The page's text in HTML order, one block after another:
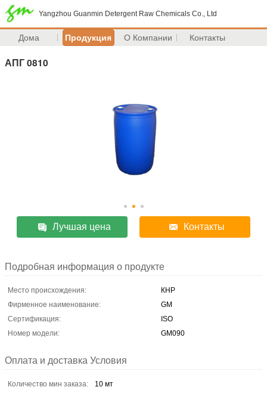
Yangzhou Guanmin Detergent Raw Chemicals Co., Ltd
Дома Продукция О Компании Контакты
АПГ 0810
Лучшая цена Контакты
Подробная информация о продукте
Место происхождения:
КНР
Фирменное наименование:
GM
Сертификация:
ISO
Номер модели:
GM090
Оплата и доставка Условия
Количество мин заказа:
10 мт